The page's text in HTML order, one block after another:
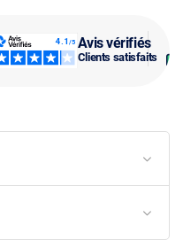
Avis vérifiés
Clients satisfaits